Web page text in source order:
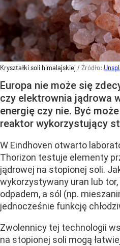
Kryształki soli himalajskiej/ Źródło:
Europa nie może się
czy elektrownia jądrowa
energię czy nie. Być
reaktor wykorzystujący
W Eindhoven otwarto
Thorizon testuje elementy
jądrowej na stopionej soli.
wykorzystywany uran lub
odpadem, a sól (np.
jednocześnie funkcję
Zwolennicy tej technologii
na stopionej soli mogą